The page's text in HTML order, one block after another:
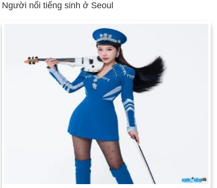
Người nổi tiếng sinh ở Seoul